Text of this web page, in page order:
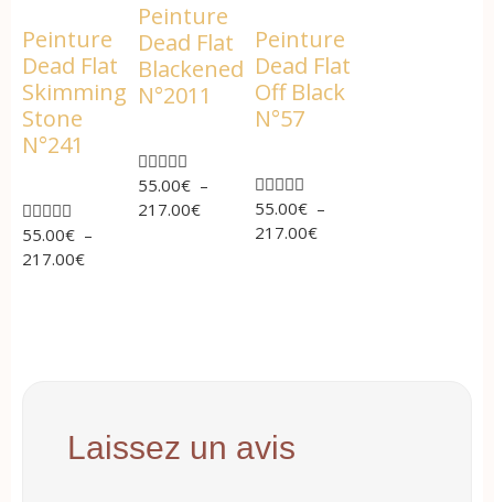
Peinture
Dead Flat
Skimming
Stone
N°241

55.00€ –
217.00€
Peinture
Dead Flat
Blackened
N°2011

55.00€ –
217.00€
Peinture
Dead Flat
Off Black
N°57

55.00€ –
217.00€
Laissez un avis